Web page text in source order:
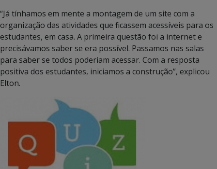
“Já tínhamos em mente a montagem de um site com a
organização das atividades que ficassem acessíveis para os
estudantes, em casa. A primeira questão foi a internet e
precisávamos saber se era possível. Passamos nas salas
para saber se todos poderiam acessar. Com a resposta
positiva dos estudantes, iniciamos a construção”, explicou
Elton.